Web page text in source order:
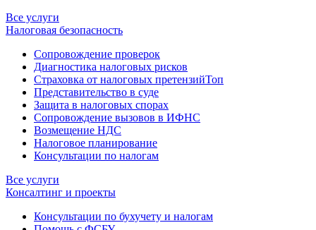
Все услуги
Налоговая безопасность
Сопровождение проверок
Диагностика налоговых рисков
Страховка от налоговых претензийТоп
Представительство в суде
Защита в налоговых спорах
Сопровождение вызовов в ИФНС
Возмещение НДС
Налоговое планирование
Консультации по налогам
Все услуги
Консалтинг и проекты
Консультации по бухучету и налогам